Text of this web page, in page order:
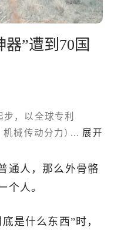
”遭到70国
，以全球专利
机械传动分力）把消
抵消约30kg负荷，并
动意图；2023年
以亚马逊为核心、
罗永浩“科技春晚”
... 展开
通人，那么外骨骼
个人。
是什么东西”时，